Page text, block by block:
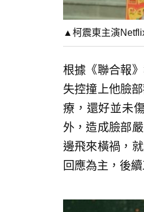
▲柯震東主演
根據《聯合報
失控撞上他臉
療，還好並未
外，造成臉部
邊飛來橫禍，
回應為主，後